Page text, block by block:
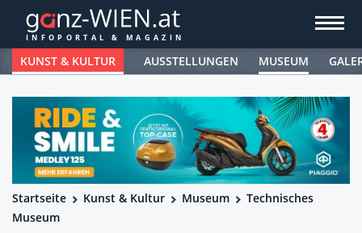
KUNST & KULTUR AUSSTELLUNGEN MUSEUM
Startseite Kunst & Kultur Museum
Technisches
Museum